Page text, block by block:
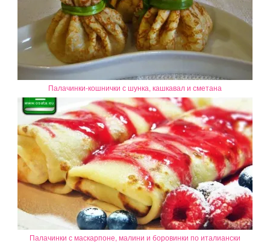
Палачинки-кошнички с шунка, кашкавал и сметана
Палачинки с маскарпоне, малини и боровинки по италиански